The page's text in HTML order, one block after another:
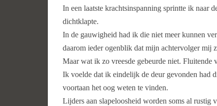
In een laatste krachtsinspanning sprintte ik naar
dichtklapte.
In de gauwigheid had ik die niet meer kunnen
daarom ieder ogenblik dat mijn achtervolger mij
Maar wat ik zo vreesde gebeurde niet.
Ik voelde dat ik eindelijk de deur gevonden had
voortaan het oog weten te vinden.
Lijders aan slapeloosheid worden soms al rustig